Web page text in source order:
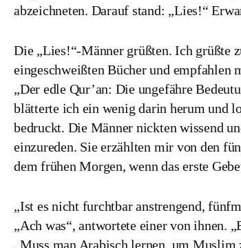
abzeichneten. Darauf stand: „Lies!“
Die „Lies!“-Männer grüßten. Ich grüßte
eingeschweißten Bücher und empfahlen
„Der edle Qur’an: Die ungefähre
blätterte ich ein wenig darin herum und
bedruckt. Die Männer nickten wissend
einzureden. Sie erzählten mir von den
dem frühen Morgen, wenn das erste
„Ist es nicht furchtbar anstrengend,
„Ach was“, antwortete einer von ihnen.
„Muss man Arabisch lernen, um Muslim